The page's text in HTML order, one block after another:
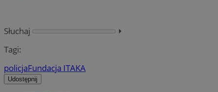
Słuchaj
⏵︎
Tagi:
policjaFundacja ITAKA
Udostępnij